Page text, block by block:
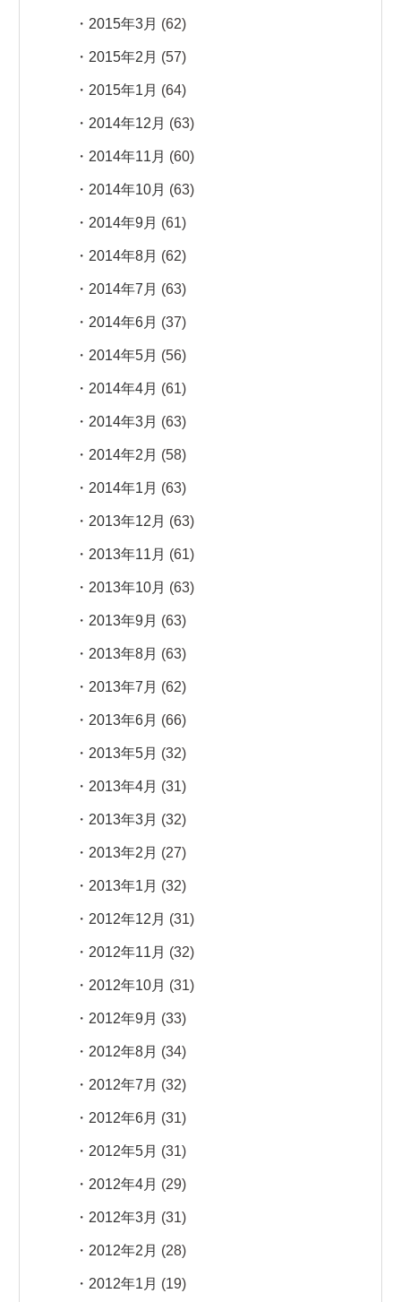
2015年3月 (62)
2015年2月 (57)
2015年1月 (64)
2014年12月 (63)
2014年11月 (60)
2014年10月 (63)
2014年9月 (61)
2014年8月 (62)
2014年7月 (63)
2014年6月 (37)
2014年5月 (56)
2014年4月 (61)
2014年3月 (63)
2014年2月 (58)
2014年1月 (63)
2013年12月 (63)
2013年11月 (61)
2013年10月 (63)
2013年9月 (63)
2013年8月 (63)
2013年7月 (62)
2013年6月 (66)
2013年5月 (32)
2013年4月 (31)
2013年3月 (32)
2013年2月 (27)
2013年1月 (32)
2012年12月 (31)
2012年11月 (32)
2012年10月 (31)
2012年9月 (33)
2012年8月 (34)
2012年7月 (32)
2012年6月 (31)
2012年5月 (31)
2012年4月 (29)
2012年3月 (31)
2012年2月 (28)
2012年1月 (19)